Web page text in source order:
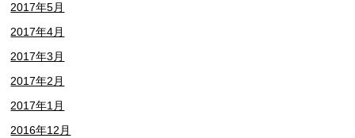
2017年5月
2017年4月
2017年3月
2017年2月
2017年1月
2016年12月